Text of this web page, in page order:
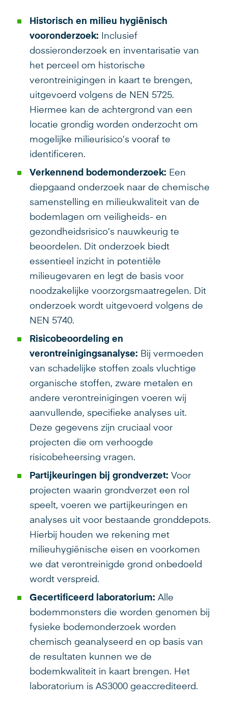
Historisch en milieu hygiënisch
vooronderzoek: Inclusief
dossieronderzoek en inventarisatie van
het perceel om historische
verontreinigingen in kaart te brengen,
uitgevoerd volgens de NEN 5725.
Hiermee kan de achtergrond van een
locatie grondig worden onderzocht om
mogelijke milieurisico’s vooraf te
identificeren.
Verkennend bodemonderzoek: Een
diepgaand onderzoek naar de chemische
samenstelling en milieukwaliteit van de
bodemlagen om veiligheids- en
gezondheidsrisico’s nauwkeurig te
beoordelen. Dit onderzoek biedt
essentieel inzicht in potentiële
milieugevaren en legt de basis voor
noodzakelijke voorzorgsmaatregelen. Dit
onderzoek wordt uitgevoerd volgens de
NEN 5740.
Risicobeoordeling en
verontreinigingsanalyse: Bij vermoeden
van schadelijke stoffen zoals vluchtige
organische stoffen, zware metalen en
andere verontreinigingen voeren wij
aanvullende, specifieke analyses uit.
Deze gegevens zijn cruciaal voor
projecten die om verhoogde
risicobeheersing vragen.
Partijkeuringen bij grondverzet: Voor
projecten waarin grondverzet een rol
speelt, voeren we partijkeuringen en
analyses uit voor bestaande gronddepots.
Hierbij houden we rekening met
milieuhygiënische eisen en voorkomen
we dat verontreinigde grond onbedoeld
wordt verspreid.
Gecertificeerd laboratorium: Alle
bodemmonsters die worden genomen bij
fysieke bodemonderzoek worden
chemisch geanalyseerd en op basis van
de resultaten kunnen we de
bodemkwaliteit in kaart brengen. Het
laboratorium is AS3000 geaccrediteerd.